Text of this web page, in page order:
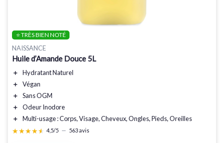
⭐ TRÈS BIEN NOTÉ
NAISSANCE
Huile d’Amande Douce 5L
＋
Hydratant Naturel
＋
Végan
＋
Sans OGM
＋
Odeur Inodore
＋
Multi-usage: Corps, Visage, Cheveux, Ongles, Pieds, Oreilles
★★★★★
★★★★★ 4,5/5 — 563 avis